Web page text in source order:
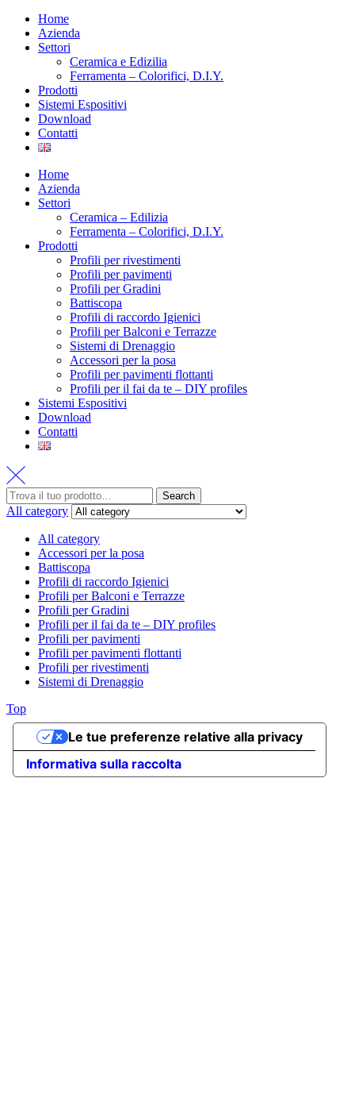
Home
Azienda
Settori
Ceramica e Edizilia
Ferramenta – Colorifici, D.I.Y.
Prodotti
Sistemi Espositivi
Download
Contatti
Home
Azienda
Settori
Ceramica – Edilizia
Ferramenta – Colorifici, D.I.Y.
Prodotti
Profili per rivestimenti
Profili per pavimenti
Profili per Gradini
Battiscopa
Profili di raccordo Igienici
Profili per Balconi e Terrazze
Sistemi di Drenaggio
Accessori per la posa
Profili per pavimenti flottanti
Profili per il fai da te – DIY profiles
Sistemi Espositivi
Download
Contatti
Search
All category
All category
Accessori per la posa
Battiscopa
Profili di raccordo Igienici
Profili per Balconi e Terrazze
Profili per Gradini
Profili per il fai da te – DIY profiles
Profili per pavimenti
Profili per pavimenti flottanti
Profili per rivestimenti
Sistemi di Drenaggio
Top
Informativa sulla raccolta
Le tue preferenze relative alla privacy